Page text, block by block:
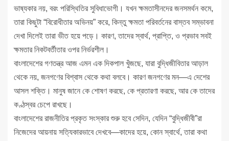
ভাষ্যকার নয়, বরং পরিস্থিতির সুবিধাভোগী। যখন ক্ষমতাসীনদের জনসমর্থন কমে,
তারা কিছুটা “বিরোধীতার অভিনয়” করে, কিন্তু ক্ষমতা পরিবর্তনের বাস্তব সম্ভাবনা
দেখা দিলেই তারা ভীত হয়ে পড়ে। কারণ, তাদের স্বার্থ, প্রাপ্তি, ও প্রভাব সবই
ক্ষমতার নিকটবর্তীতার ওপর নির্ভরশীল।
বাংলাদেশের গণতন্ত্র আজ এমন এক দিকপাল খুঁজছে, যারা বুদ্ধিজীবিতার আড়াল
থেকে নয়, জনগণের বিশ্বাস থেকে কথা বলবে। কারণ জনগণের মন—এ দেশের
আসল শক্তি। মানুষ জানে কে শোষণ করছে, কে প্রতারণা করছে, আর কে তাদের
কণ্ঠস্বর চেপে রাখছে।
বাংলাদেশের রাজনীতির প্রকৃত সংস্কার শুরু হবে সেদিন, যেদিন “বুদ্ধিজীবী”রা
নিজেদের আয়নায় সত্যিকারভাবে দেখবে—কাদের হয়ে, কোন স্বার্থে, তারা কথা